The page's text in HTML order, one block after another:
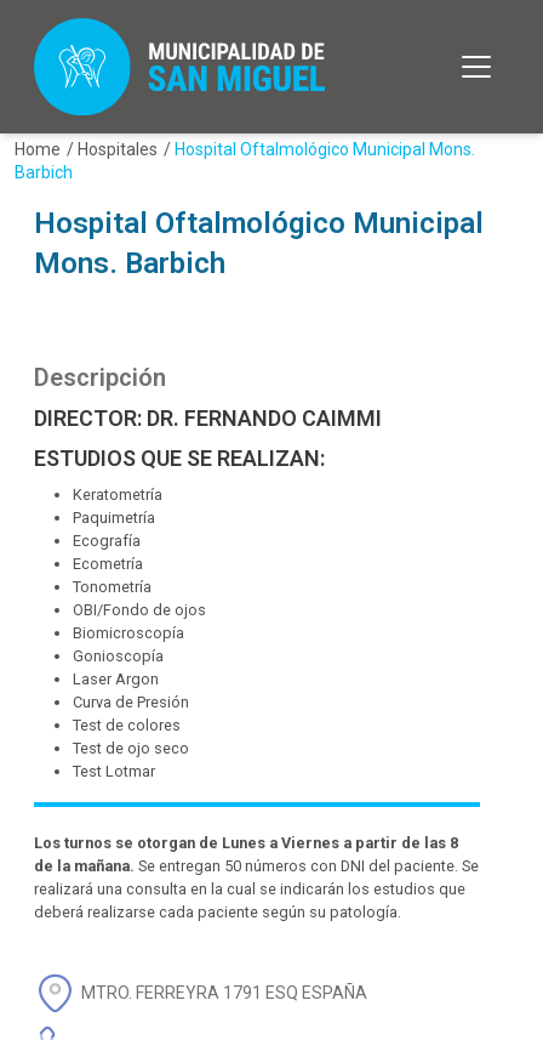
Home / Hospitales / Hospital Oftalmológico Municipal Mons.
Barbich
Hospital Oftalmológico Municipal
Mons. Barbich
Descripción
DIRECTOR: DR. FERNANDO CAIMMI
ESTUDIOS QUE SE REALIZAN:
Keratometría
Paquimetría
Ecografía
Ecometría
Tonometría
OBI/Fondo de ojos
Biomicroscopía
Gonioscopía
Laser Argon
Curva de Presión
Test de colores
Test de ojo seco
Test Lotmar
Los turnos se otorgan de Lunes a Viernes a partir de las 8
de la mañana. Se entregan 50 números con DNI del paciente. Se
realizará una consulta en la cual se indicarán los estudios que
deberá realizarse cada paciente según su patología.
MTRO. FERREYRA 1791 ESQ ESPAÑA